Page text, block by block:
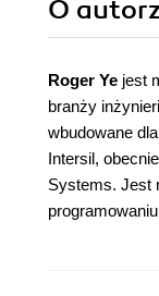
O
Roger Ye jest
branży
wbudowane
Intersil,
Systems. Jest